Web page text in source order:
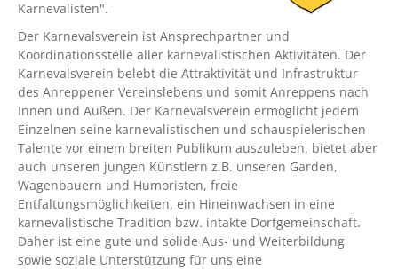
Karnevalisten".
Der Karnevalsverein ist Ansprechpartner und
Koordinationsstelle aller karnevalistischen Aktivitäten. Der
Karnevalsverein belebt die Attraktivität und Infrastruktur
des Anreppener Vereinslebens und somit Anreppens nach
Innen und Außen. Der Karnevalsverein ermöglicht jedem
Einzelnen seine karnevalistischen und schauspielerischen
Talente vor einem breiten Publikum auszuleben, bietet aber
auch unseren jungen Künstlern z.B. unseren Garden,
Wagenbauern und Humoristen, freie
Entfaltungsmöglichkeiten, ein Hineinwachsen in eine
karnevalistische Tradition bzw. intakte Dorfgemeinschaft.
Daher ist eine gute und solide Aus- und Weiterbildung
sowie soziale Unterstützung für uns eine